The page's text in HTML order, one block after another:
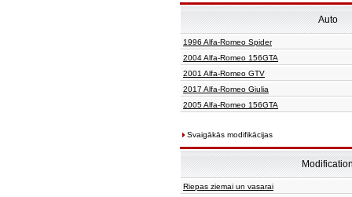
Auto
1996 Alfa-Romeo Spider
2004 Alfa-Romeo 156GTA
2001 Alfa-Romeo GTV
2017 Alfa-Romeo Giulia
2005 Alfa-Romeo 156GTA
Svaigākās modifikācijas
Riepas ziemai un vasarai